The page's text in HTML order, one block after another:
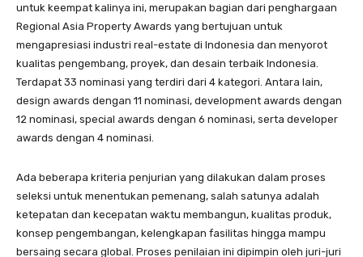
untuk keempat kalinya ini, merupakan bagian dari penghargaan
Regional Asia Property Awards yang bertujuan untuk
mengapresiasi industri real-estate di Indonesia dan menyorot
kualitas pengembang, proyek, dan desain terbaik Indonesia.
Terdapat 33 nominasi yang terdiri dari 4 kategori. Antara lain,
design awards dengan 11 nominasi, development awards dengan
12 nominasi, special awards dengan 6 nominasi, serta developer
awards dengan 4 nominasi.
Ada beberapa kriteria penjurian yang dilakukan dalam proses
seleksi untuk menentukan pemenang, salah satunya adalah
ketepatan dan kecepatan waktu membangun, kualitas produk,
konsep pengembangan, kelengkapan fasilitas hingga mampu
bersaing secara global. Proses penilaian ini dipimpin oleh juri-juri